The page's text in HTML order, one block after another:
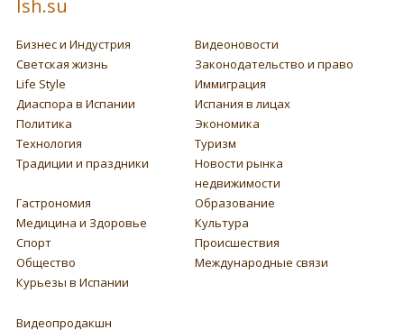
Ish.su
Бизнес и Индустрия
Видеоновости
Светская жизнь
Законодательство и право
Life Style
Иммиграция
Диаспора в Испании
Испания в лицах
Политика
Экономика
Технология
Туризм
Традиции и праздники
Новости рынка
недвижимости
Гастрономия
Образование
Медицина и Здоровье
Культура
Спорт
Происшествия
Общество
Международные связи
Курьезы в Испании
Видеопродакшн